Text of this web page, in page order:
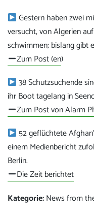
Gestern haben zwei
versucht, von Algerien
schwimmen; bislang gibt
Zum Post (en)
38 Schutzsuchende
ihr Boot tagelang in
Zum Post von Alarm
52 geflüchtete
einem Medienbericht
Berlin.
Die Zeit berichtet
Kategorie:News from